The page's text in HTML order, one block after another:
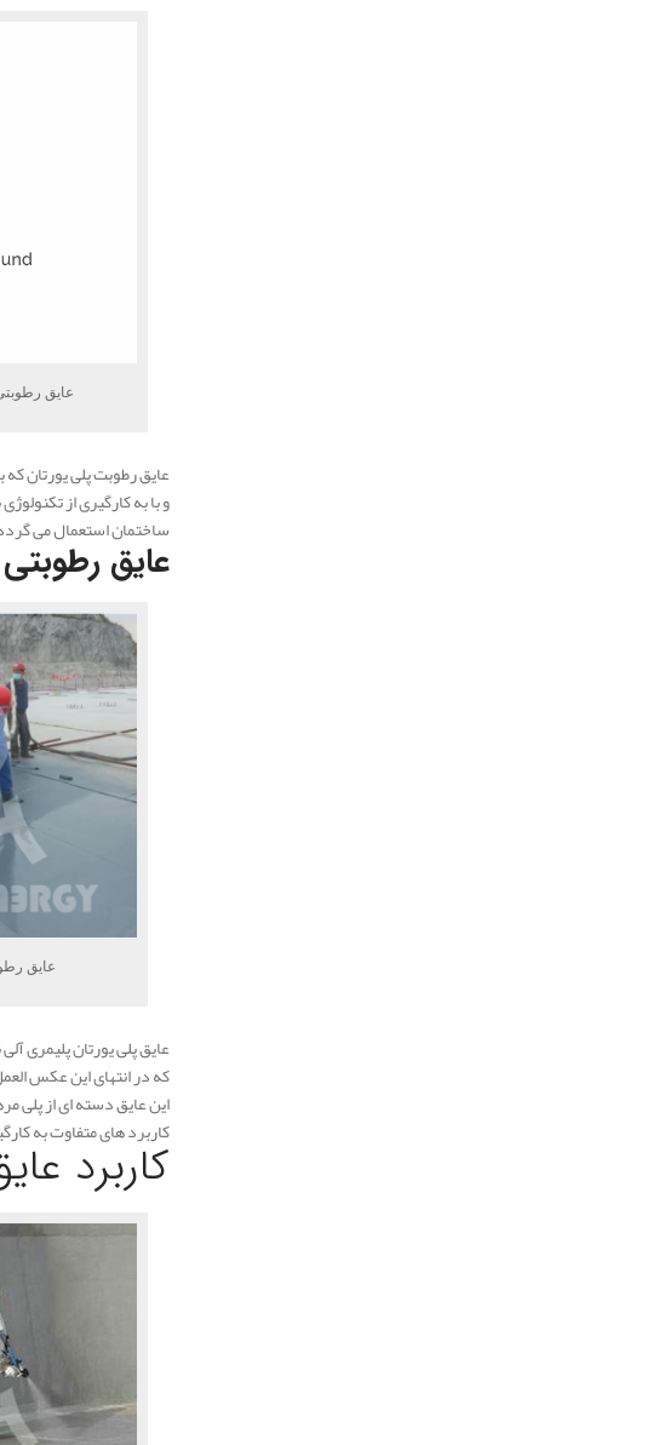
عایق
عایق رطوبت پلی یورتان
و با به کارگیری از
ساختمان استعمال می
عایق
عایق
عایق پلی یورتان پلیمری
که در انتهای این عکس
این عایق دسته ای از پلی
کاربرد های متفاوت به
کاربرد